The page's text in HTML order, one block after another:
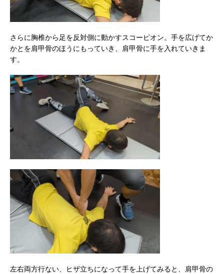
さらに胸椎から足を反対側に動かすスコーピオン。手を広げてか
かとを肩甲骨のほうにもっていき、肩甲骨に手を入れていきま
す。
左右両方行ない、ヒザ立ちになって手を上げてみると、肩甲骨の